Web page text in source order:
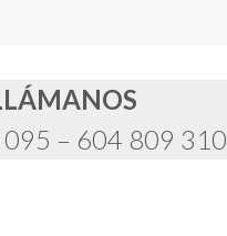
– 604 809 310